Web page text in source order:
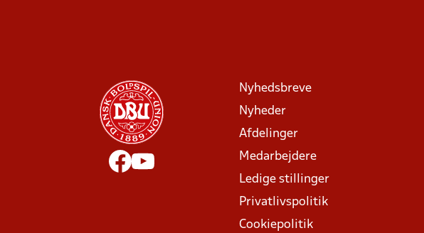
Nyhedsbreve
Nyheder
Afdelinger
Medarbejdere
Ledige stillinger
Privatlivspolitik
Cookiepolitik